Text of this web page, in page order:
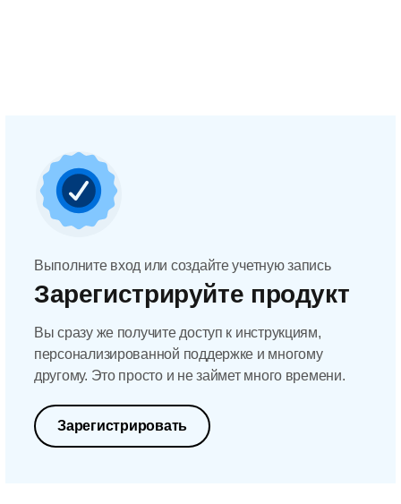
Выполните вход или создайте учетную запись
Зарегистрируйте продукт
Вы сразу же получите доступ к инструкциям,
персонализированной поддержке и многому
другому. Это просто и не займет много времени.
Зарегистрировать